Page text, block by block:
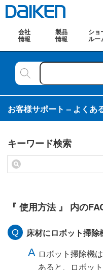
会社
情報
製品
情報
ショ
ルー
お客様サポート – よくあ
キーワード検索
『 使用方法 』 内の
床材にロボット掃除
ロボット掃除機
あると、ロボッ